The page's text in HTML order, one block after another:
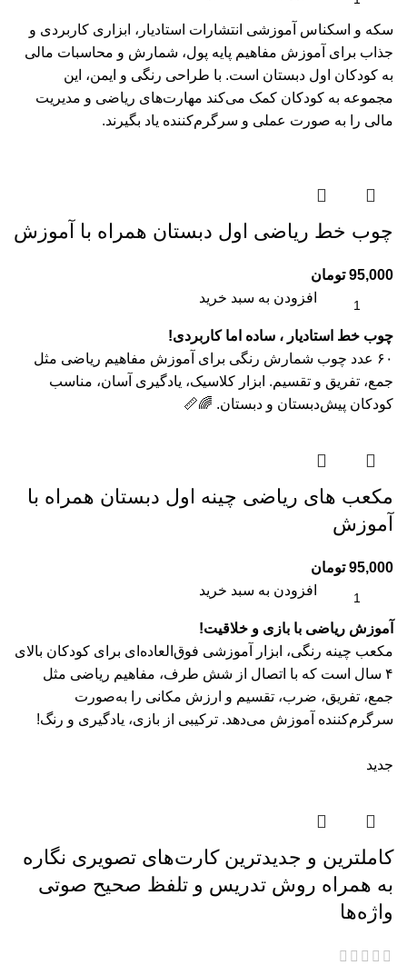
سکه و اسکناس آموزشی انتشارات استادیار، ابزاری کاربردی و
جذاب برای آموزش مفاهیم پایه پول، شمارش و محاسبات مالی
به کودکان اول دبستان است. با طراحی رنگی و ایمن، این
مجموعه به کودکان کمک می‌کند مهارت‌های ریاضی و مدیریت
مالی را به صورت عملی و سرگرم‌کننده یاد بگیرند.
چوب خط ریاضی اول دبستان همراه با آموزش
95,000 تومان
افزودن به سبد خرید
چوب خط استادیار ، ساده اما کاربردی!
۶۰ عدد چوب شمارش رنگی برای آموزش مفاهیم ریاضی مثل
جمع، تفریق و تقسیم. ابزار کلاسیک، یادگیری آسان، مناسب
کودکان پیش‌دبستان و دبستان. 🌈📏
مکعب های ریاضی چینه اول دبستان همراه با
آموزش
95,000 تومان
افزودن به سبد خرید
آموزش ریاضی با بازی و خلاقیت!
مکعب چینه رنگی، ابزار آموزشی فوق‌العاده‌ای برای کودکان بالای
۴ سال است که با اتصال از شش طرف، مفاهیم ریاضی مثل
جمع، تفریق، ضرب، تقسیم و ارزش مکانی را به‌صورت
سرگرم‌کننده آموزش می‌دهد. ترکیبی از بازی، یادگیری و رنگ!
جدید
کاملترین و جدیدترین کارت‌های تصویری نگاره
به همراه روش تدریس و تلفظ صحیح صوتی
واژه‌ها